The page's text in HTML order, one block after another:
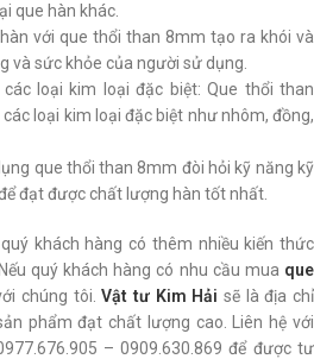
que hàn khác.
với que thổi than 8mm tạo ra khói và
và sức khỏe của người sử dụng.
loại kim loại đặc biệt: Que thổi than
loại kim loại đặc biệt như nhôm, đồng,
que thổi than 8mm đòi hỏi kỹ năng kỹ
đạt được chất lượng hàn tốt nhất.
khách hàng có thêm nhiều kiến thức
quý khách hàng có nhu cầu mua que
chúng tôi.Vật tư Kim Hải sẽ là địa chỉ
phẩm đạt chất lượng cao. Liên hệ với
– 0909.630.869 để được tư